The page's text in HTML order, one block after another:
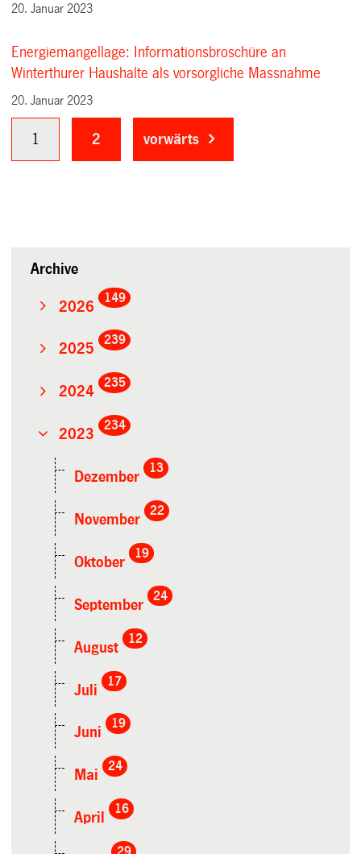
20. Januar 2023
Energiemangellage: Informationsbroschüre an
Winterthurer Haushalte als vorsorgliche Massnahme
20. Januar 2023
1 2 vorwärts
Archive
2026
149
2025
239
2024
235
2023
234
Dezember
13
November
22
Oktober
19
September
24
August
12
Juli
17
Juni
19
Mai
24
April
16